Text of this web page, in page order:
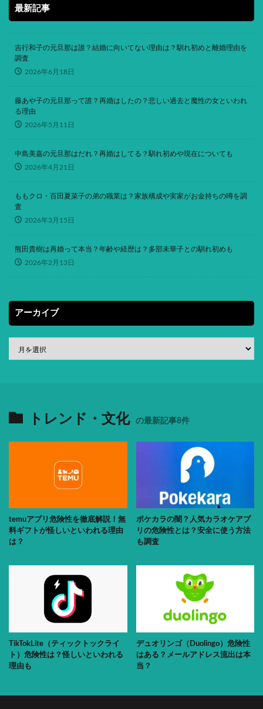
最新記事
吉行和子の元旦那は誰？結婚に向いてない理由は？馴れ初めと離婚理由を
調査
2026年6月18日
藤あや子の元旦那って誰？再婚はしたの？悲しい過去と魔性の女といわれ
る理由
2026年5月11日
中島美嘉の元旦那はだれ？再婚はしてる？馴れ初めや現在についても
2026年4月21日
ももクロ・百田夏菜子の弟の職業は？家族構成や実家がお金持ちの噂を調
査
2026年3月15日
熊田貴樹は再婚って本当？年齢や経歴は？多部未華子との馴れ初めも
2026年2月13日
アーカイブ
トレンド・文化 の最新記事8件
temuアプリ危険性を徹底解説！無
料ギフトが怪しいといわれる理由
は？
ポケカラの闇？人気カラオケアプ
リの危険性とは？安全に使う方法
も調査
TikTokLite（ティックトックライ
ト）危険性は？怪しいといわれる
理由も
デュオリンゴ（Duolingo）危険性
はある？メールアドレス流出は本
当？